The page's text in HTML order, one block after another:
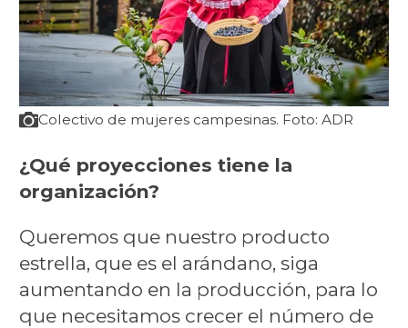
Colectivo de mujeres campesinas. Foto: ADR
¿Qué proyecciones tiene la
organización?
Queremos que nuestro producto
estrella, que es el arándano, siga
aumentando en la producción, para lo
que necesitamos crecer el número de